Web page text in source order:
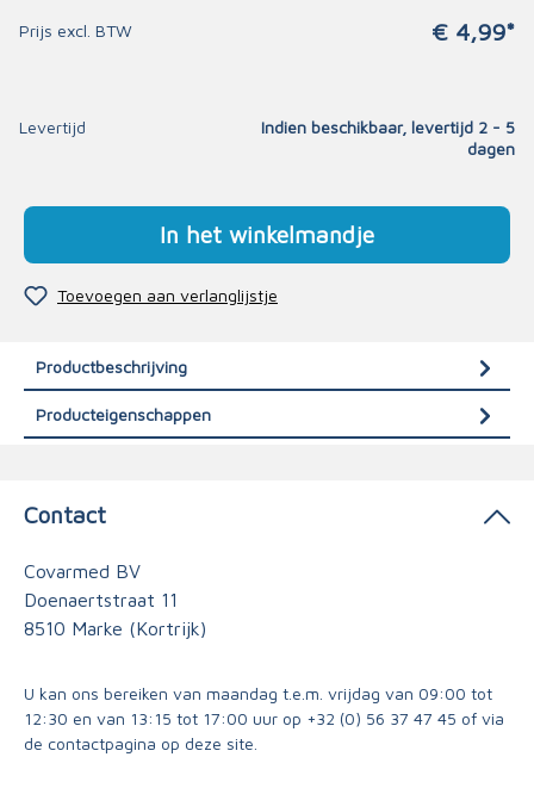
Prijs excl. BTW € 4,99*
Levertijd
Indien beschikbaar, levertijd 2 - 5
dagen
In het winkelmandje
Toevoegen aan verlanglijstje
Productbeschrijving
Producteigenschappen
Contact
Covarmed BV
Doenaertstraat 11
8510 Marke (Kortrijk)
U kan ons bereiken van maandag t.e.m. vrijdag van 09:00 tot
12:30 en van 13:15 tot 17:00 uur op +32 (0) 56 37 47 45 of via
de contactpagina op deze site.